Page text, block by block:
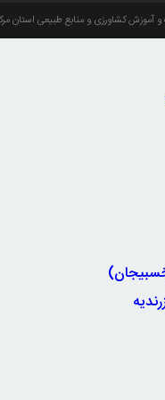
و آموزش کشاورزی و منابع طبیعی استان